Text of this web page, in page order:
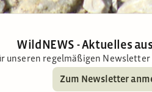
WildNEWS - Aktuelles
unseren regelmäßigen
Zum Newsletter